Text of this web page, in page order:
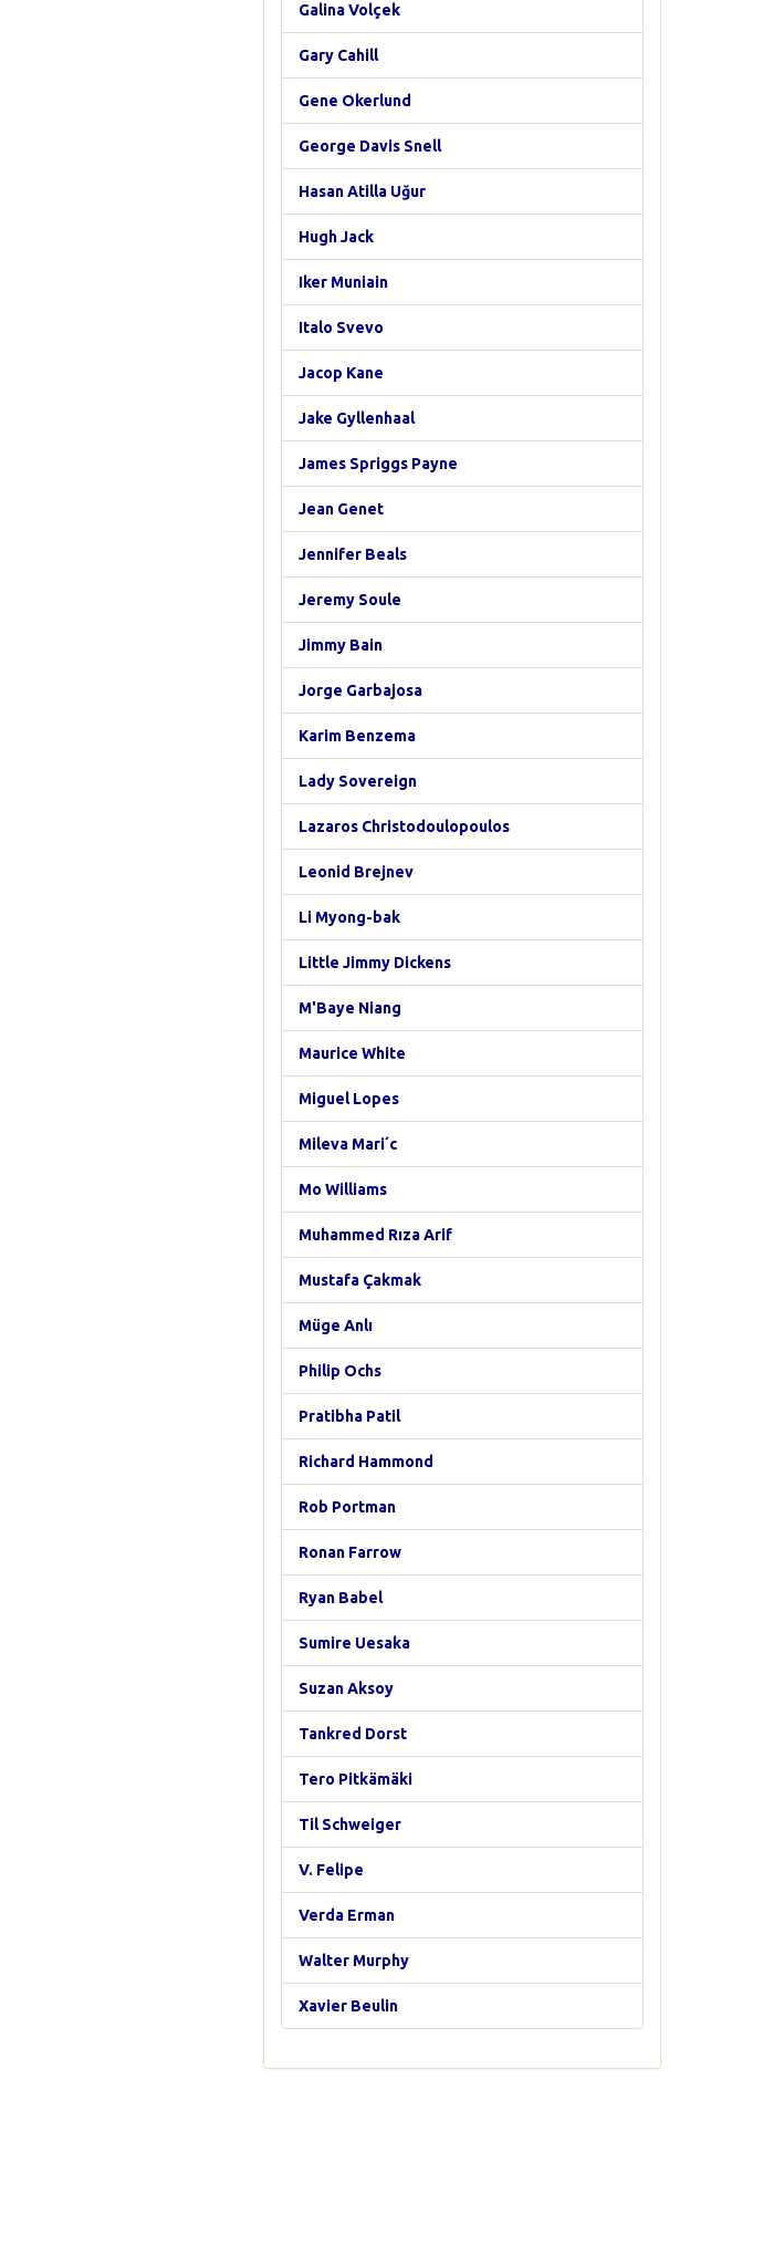
Galina Volçek
Gary Cahill
Gene Okerlund
George Davis Snell
Hasan Atilla Uğur
Hugh Jack
Iker Muniain
Italo Svevo
Jacop Kane
Jake Gyllenhaal
James Spriggs Payne
Jean Genet
Jennifer Beals
Jeremy Soule
Jimmy Bain
Jorge Garbajosa
Karim Benzema
Lady Sovereign
Lazaros Christodoulopoulos
Leonid Brejnev
Li Myong-bak
Little Jimmy Dickens
M'Baye Niang
Maurice White
Miguel Lopes
Mileva Mari´c
Mo Williams
Muhammed Rıza Arif
Mustafa Çakmak
Müge Anlı
Philip Ochs
Pratibha Patil
Richard Hammond
Rob Portman
Ronan Farrow
Ryan Babel
Sumire Uesaka
Suzan Aksoy
Tankred Dorst
Tero Pitkämäki
Til Schweiger
V. Felipe
Verda Erman
Walter Murphy
Xavier Beulin